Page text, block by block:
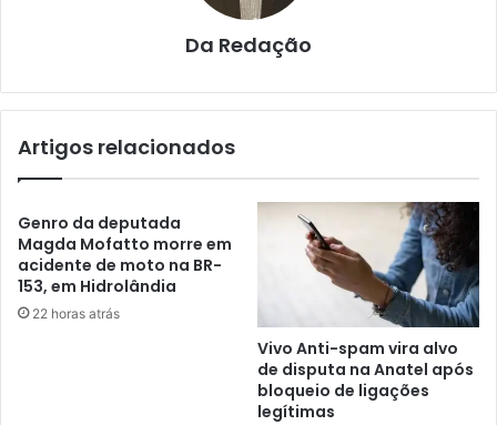
Da Redação
Artigos relacionados
Genro da deputada
Magda Mofatto morre em
acidente de moto na BR-
153, em Hidrolândia
22 horas atrás
Vivo Anti-spam vira alvo
de disputa na Anatel após
bloqueio de ligações
legítimas